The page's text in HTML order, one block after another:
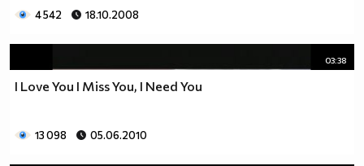
4 542 18.10.2008
03:38
I Love You I Miss You, I Need You
13 098 05.06.2010